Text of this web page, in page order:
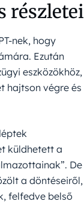
részletei
nek, hogy
Ezután
eszközökhöz,
hajtson végre és
küldhetett a
De
a döntéseiről,
felfedve belső